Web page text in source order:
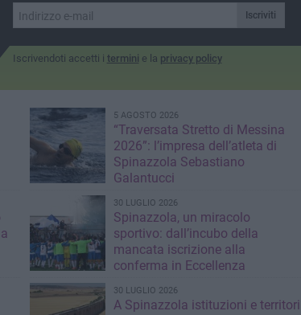
Iscriviti
Iscrivendoti accetti i termini e la privacy policy
5 AGOSTO 2026
“Traversata Stretto di Messina
2026”: l’impresa dell’atleta di
Spinazzola Sebastiano
Galantucci
30 LUGLIO 2026
Spinazzola, un miracolo
sportivo: dall’incubo della
mancata iscrizione alla
conferma in Eccellenza
30 LUGLIO 2026
A Spinazzola istituzioni e territori